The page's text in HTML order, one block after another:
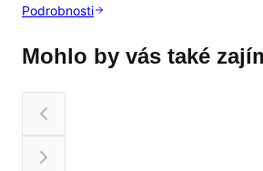
Podrobnosti
Mohlo by vás také